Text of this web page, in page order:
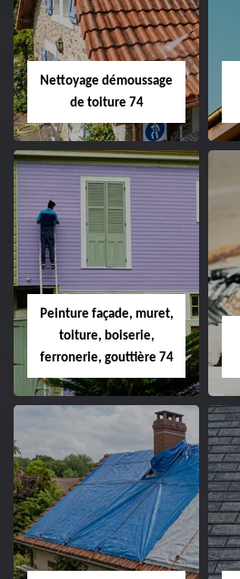
Nettoyage démoussage
de toiture 74
Peinture façade, muret,
toiture, boiserie,
ferronerie, gouttière 74